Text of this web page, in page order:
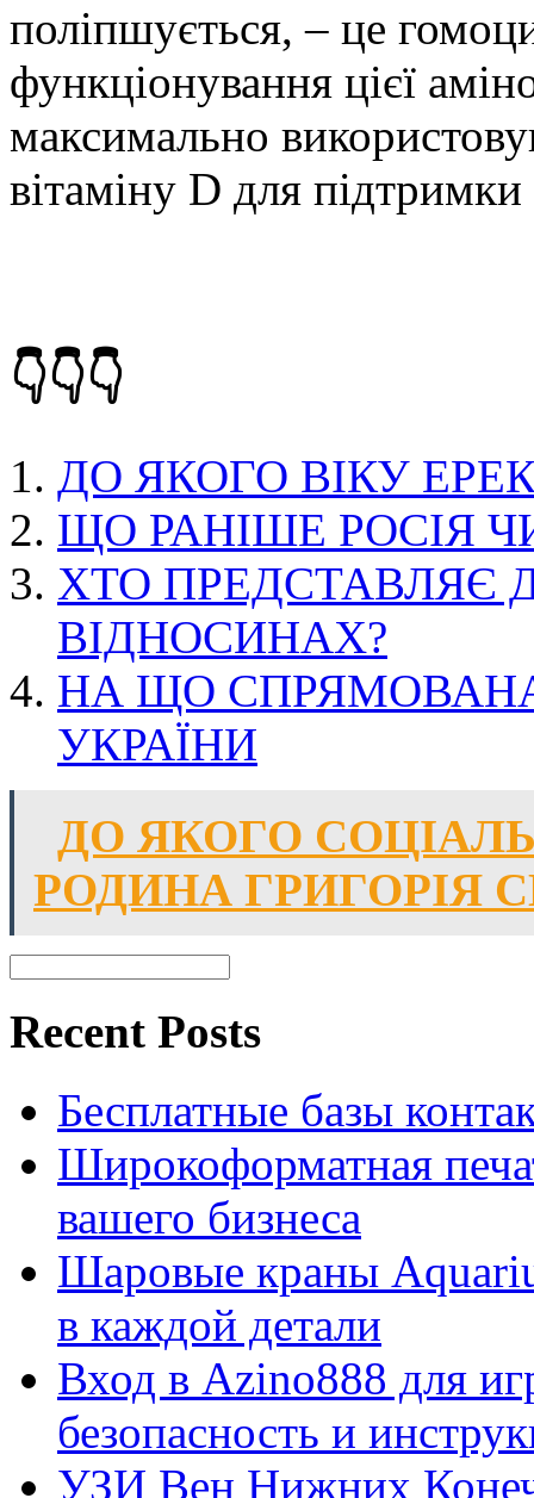
поліпшується, – це
функціонування цієї
максимально
вітаміну D для підтримки
👇👇👇
ДО ЯКОГО ВІКУ
ЩО РАНІШЕ РОСІЯ
ХТО ПРЕДСТАВЛЯЄ
ВІДНОСИНАХ?
НА ЩО
УКРАЇНИ
ДО ЯКОГО
РОДИНА ГРИГОРІЯ
Recent Posts
Бесплатные базы
Широкоформатная
вашего бизнеса
Шаровые краны
в каждой детали
Вход в Azino888 для
безопасность и
УЗИ Вен Нижних